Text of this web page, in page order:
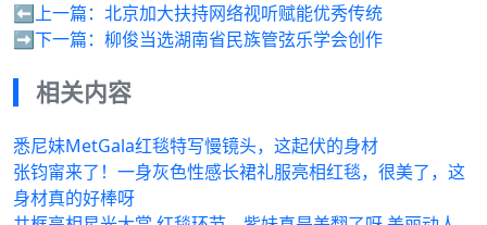
⬅️上一篇： 北京加大扶持网络视听赋能优秀传统
➡️下一篇： 柳俊当选湖南省民族管弦乐学会创作
相关内容
悉尼妹MetGala红毯特写慢镜头，这起伏的身材
张钧甯来了！一身灰色性感长裙礼服亮相红毯，很美了，这
身材真的好棒呀